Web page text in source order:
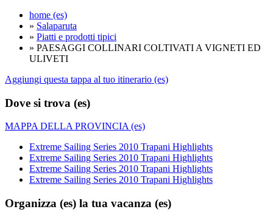
home (es)
» Salaparuta
» Piatti e prodotti tipici
» PAESAGGI COLLINARI COLTIVATI A VIGNETI ED
ULIVETI
Aggiungi questa tappa al tuo itinerario (es)
Dove si trova (es)
MAPPA DELLA PROVINCIA (es)
Extreme Sailing Series 2010 Trapani Highlights
Extreme Sailing Series 2010 Trapani Highlights
Extreme Sailing Series 2010 Trapani Highlights
Extreme Sailing Series 2010 Trapani Highlights
Organizza (es) la tua vacanza (es)